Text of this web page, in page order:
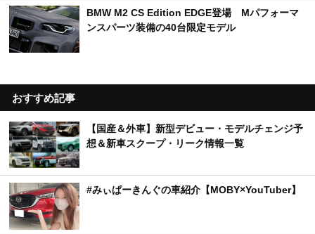
BMW M2 CS Edition EDGE登場 Mパフォーマ
ンスパーツ装備の40台限定モデル
おすすめ記事
【国産＆外車】新型デビュー・モデルチェンジ予
想＆新車スクープ・リーク情報一覧
#みぃぱーきんぐの車紹介【MOBY×YouTuber】